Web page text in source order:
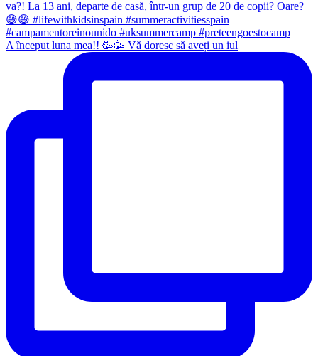
A început luna mea!! 🥳🥳 Vă doresc să aveți un iul